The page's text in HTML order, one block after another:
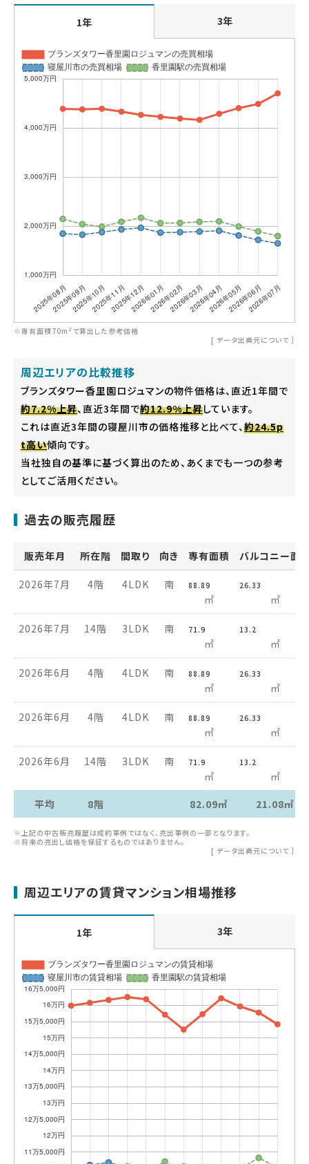
1年 3年
※専有面積70m²で算出した参考価格
[ データ出典元について ］
周辺エリアの比較推移
ブランズタワー香里園ロジュマンの物件価格は、直近1年間で
約7.2%上昇、直近3年間で約12.9%上昇しています。
これは直近3年間の寝屋川市の価格推移と比べて、約24.5p
t高い傾向です。
当社独自の基準に基づく算出のため、あくまでも一つの参考
としてご活用ください。
過去の販売履歴
販売年月 所在階 間取り 向き 専有面積 バルコニー面
2026年7月 4階 4LDK 南 88.89
㎡
26.33
㎡
2026年7月 14階 3LDK 南 71.9
㎡
13.2
㎡
2026年6月 4階 4LDK 南 88.89
㎡
26.33
㎡
2026年6月 4階 4LDK 南 88.89
㎡
26.33
㎡
2026年6月 14階 3LDK 南 71.9
㎡
13.2
㎡
平均
8階 82.09㎡ 21.08㎡
※上記の中古販売履歴は成約事例ではなく、売出事例の一部となります。
※将来の売出し価格を保証するものではありません。
[ データ出典元について ］
周辺エリアの賃貸マンション相場推移
1年 3年